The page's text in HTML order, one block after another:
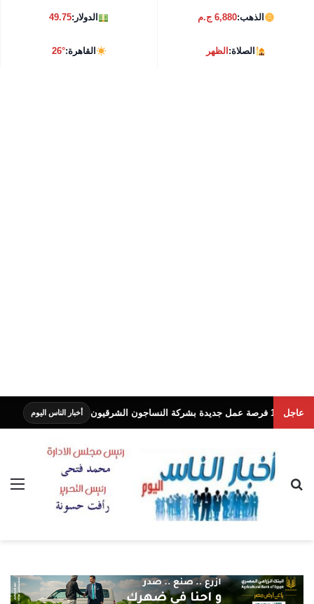
الذهب:6,880 ج.م الدولار:49.75
الصلاة:الظهر القاهرة:26°
عاجل أخبار الناس اليوم محافظة
بحث عن